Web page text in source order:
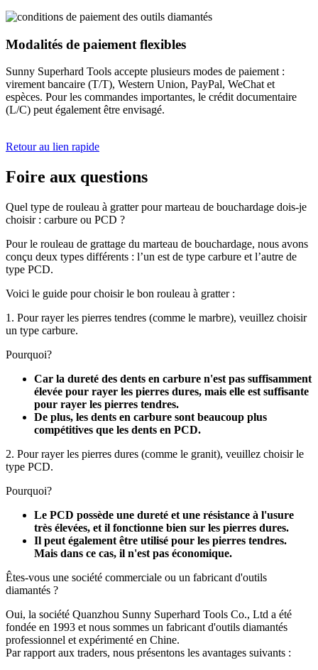
Modalités de paiement flexibles
Sunny Superhard Tools accepte plusieurs modes de paiement :
virement bancaire (T/T), Western Union, PayPal, WeChat et
espèces. Pour les commandes importantes, le crédit documentaire
(L/C) peut également être envisagé.
Retour au lien rapide
Foire aux questions
Quel type de rouleau à gratter pour marteau de bouchardage dois-je
choisir : carbure ou PCD ?
Pour le rouleau de grattage du marteau de bouchardage, nous avons
conçu deux types différents : l’un est de type carbure et l’autre de
type PCD.
Voici le guide pour choisir le bon rouleau à gratter :
1. Pour rayer les pierres tendres (comme le marbre), veuillez choisir
un type carbure.
Pourquoi?
Car la dureté des dents en carbure n'est pas suffisamment
élevée pour rayer les pierres dures, mais elle est suffisante
pour rayer les pierres tendres.
De plus, les dents en carbure sont beaucoup plus
compétitives que les dents en PCD.
2. Pour rayer les pierres dures (comme le granit), veuillez choisir le
type PCD.
Pourquoi?
Le PCD possède une dureté et une résistance à l'usure
très élevées, et il fonctionne bien sur les pierres dures.
Il peut également être utilisé pour les pierres tendres.
Mais dans ce cas, il n'est pas économique.
Êtes-vous une société commerciale ou un fabricant d'outils
diamantés ?
Oui, la société Quanzhou Sunny Superhard Tools Co., Ltd a été
fondée en 1993 et ​​nous sommes un fabricant d'outils diamantés
professionnel et expérimenté en Chine.
Par rapport aux traders, nous présentons les avantages suivants :